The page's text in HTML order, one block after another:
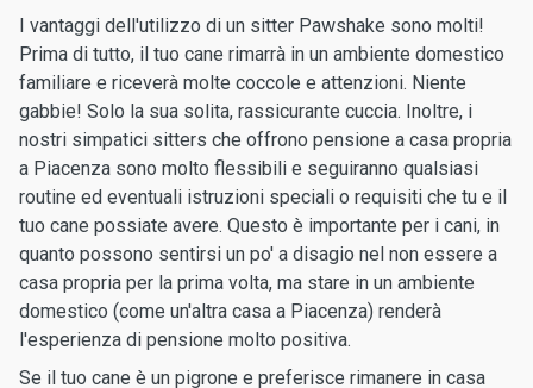
I vantaggi dell'utilizzo di un sitter Pawshake sono molti!
Prima di tutto, il tuo cane rimarrà in un ambiente domestico
familiare e riceverà molte coccole e attenzioni. Niente
gabbie! Solo la sua solita, rassicurante cuccia. Inoltre, i
nostri simpatici sitters che offrono pensione a casa propria
a Piacenza sono molto flessibili e seguiranno qualsiasi
routine ed eventuali istruzioni speciali o requisiti che tu e il
tuo cane possiate avere. Questo è importante per i cani, in
quanto possono sentirsi un po' a disagio nel non essere a
casa propria per la prima volta, ma stare in un ambiente
domestico (come un'altra casa a Piacenza) renderà
l'esperienza di pensione molto positiva.
Se il tuo cane è un pigrone e preferisce rimanere in casa